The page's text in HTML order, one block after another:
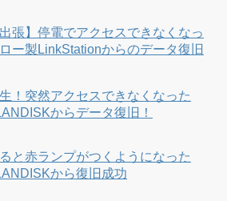
出張】停電でアクセスできなくなっ
ー製LinkStationからのデータ復旧
！突然アクセスできなくなった
からデータ復旧！
と赤ランプがつくようになった
から復旧成功